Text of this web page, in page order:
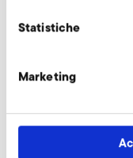
Statistiche
Marketing
Codice articolo
Microfiltro in
I nostri esperti